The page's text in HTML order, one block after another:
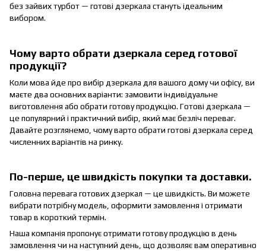
без зайвих турбот — готові дзеркала стануть ідеальним
вибором.
Чому варто обрати дзеркала серед готової
продукції?
Коли мова йде про вибір дзеркала для вашого дому чи офісу, ви
маєте два основних варіанти: замовити індивідуальне
виготовлення або обрати готову продукцію. Готові дзеркала —
це популярний і практичний вибір, який має безліч переваг.
Давайте розглянемо, чому варто обрати готові дзеркала серед
численних варіантів на ринку.
По-перше, це швидкість покупки та доставки.
Головна перевага готових дзеркал — це швидкість. Ви можете
вибрати потрібну модель, оформити замовлення і отримати
товар в короткий термін.
Наша компанія пропонує отримати готову продукцію в день
замовлення чи на наступний день, що дозволяє вам оперативно